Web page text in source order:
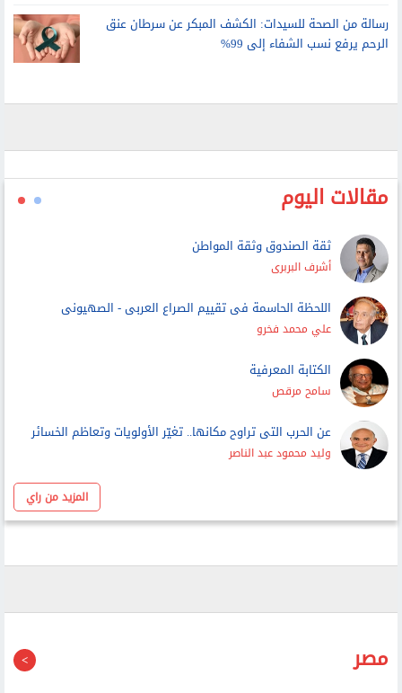
رسالة من الصحة للسيدات: الكشف المبكر عن سرطان عنق
الرحم يرفع نسب الشفاء إلى 99%
مقالات اليوم
ثقة الصندوق وثقة المواطن
أشرف البربرى
اللحظة الحاسمة فى تقييم الصراع العربى - الصهيونى
علي محمد فخرو
الكتابة المعرفية
سامح مرقص
عن الحرب التى تراوح مكانها.. تغيّر الأولويات وتعاظم الخسائر
وليد محمود عبد الناصر
المزيد من راي
مصر